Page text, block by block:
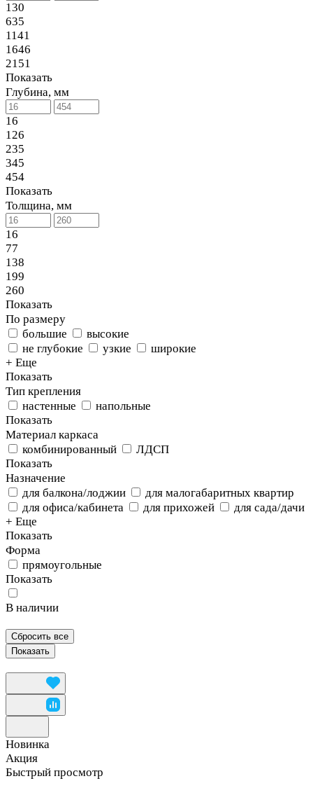
130
635
1141
1646
2151
Показать
Глубина, мм
16
126
235
345
454
Показать
Толщина, мм
16
77
138
199
260
Показать
По размеру
большие
высокие
не глубокие
узкие
широкие
+ Еще
Показать
Тип крепления
настенные
напольные
Показать
Материал каркаса
комбинированный
ЛДСП
Показать
Назначение
для балкона/лоджии
для малогабаритных квартир
для офиса/кабинета
для прихожей
для сада/дачи
+ Еще
Показать
Форма
прямоугольные
Показать
В наличии
Сбросить все
Новинка
Акция
Быстрый просмотр